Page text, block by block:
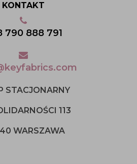
KONTAKT
790 888 791
STACJONARNY
113
WARSZAWA